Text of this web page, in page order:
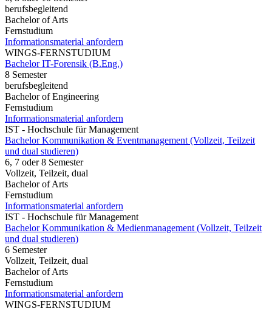
berufsbegleitend
Bachelor of Arts
Fernstudium
Informationsmaterial anfordern
WINGS-FERNSTUDIUM
Bachelor IT-Forensik (B.Eng.)
8 Semester
berufsbegleitend
Bachelor of Engineering
Fernstudium
Informationsmaterial anfordern
IST - Hochschule für Management
Bachelor Kommunikation & Eventmanagement (Vollzeit, Teilzeit
und dual studieren)
6, 7 oder 8 Semester
Vollzeit, Teilzeit, dual
Bachelor of Arts
Fernstudium
Informationsmaterial anfordern
IST - Hochschule für Management
Bachelor Kommunikation & Medienmanagement (Vollzeit, Teilzeit
und dual studieren)
6 Semester
Vollzeit, Teilzeit, dual
Bachelor of Arts
Fernstudium
Informationsmaterial anfordern
WINGS-FERNSTUDIUM